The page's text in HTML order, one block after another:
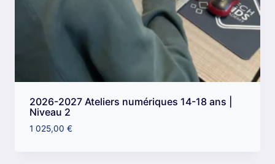
2026-2027 Ateliers numériques 14-18 ans |
Niveau 2
1 025,00 €